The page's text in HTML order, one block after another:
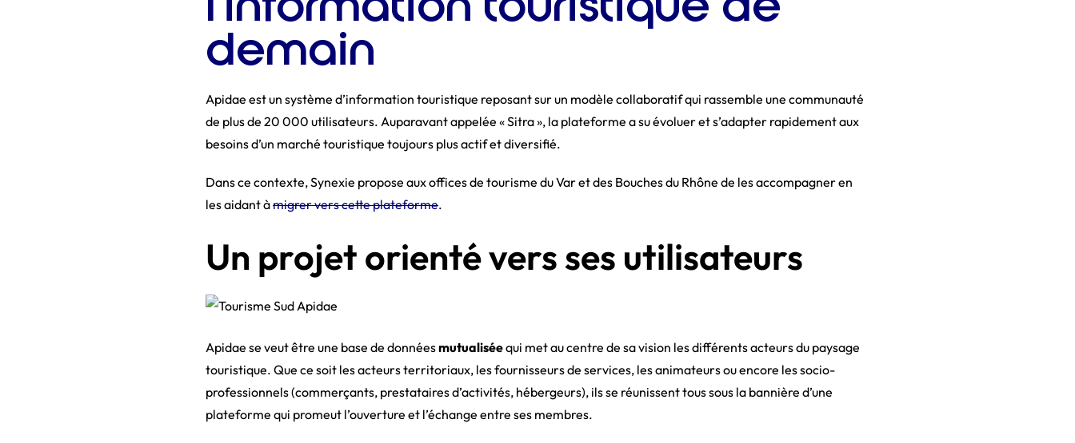
demain
Apidae est un système d’information touristique reposant sur un modèle collaboratif qui rassemble une communauté
de plus de 20 000 utilisateurs. Auparavant appelée « Sitra », la plateforme a su évoluer et s’adapter rapidement aux
besoins d’un marché touristique toujours plus actif et diversifié.
Dans ce contexte, Synexie propose aux offices de tourisme du Var et des Bouches du Rhône de les accompagner en
les aidant àmigrer vers cette plateforme.
Un projet orienté vers ses utilisateurs
Apidae se veut être une base de donnéesmutualiséequi met au centre de sa vision les différents acteurs du paysage
touristique. Que ce soit les acteurs territoriaux, les fournisseurs de services, les animateurs ou encore les socio-
professionnels (commerçants, prestataires d’activités, hébergeurs), ils se réunissent tous sous la bannière d’une
plateforme qui promeut l’ouverture et l’échange entre ses membres.